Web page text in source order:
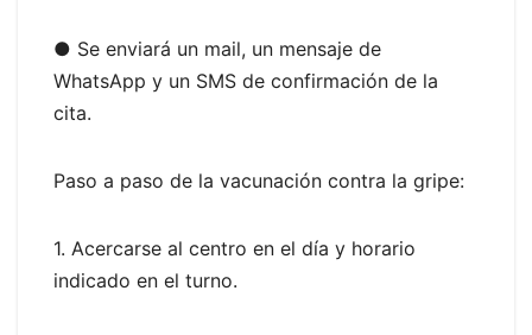
● Se enviará un mail, un mensaje de
WhatsApp y un SMS de confirmación de la
cita.
Paso a paso de la vacunación contra la gripe:
1. Acercarse al centro en el día y horario
indicado en el turno.